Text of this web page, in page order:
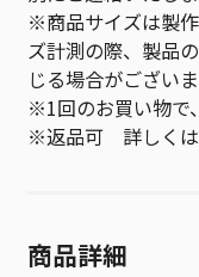
※商品サイズは製
ズ計測の際、製品
じる場合がございま
※1回のお買い物で
※返品可 詳しくは
商品詳細